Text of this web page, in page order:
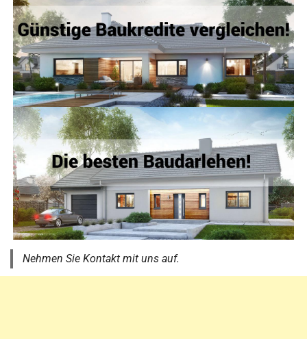
Nehmen Sie Kontakt mit uns auf.